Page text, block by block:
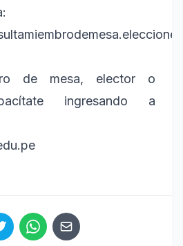
de mesa, elector o
ingresando a